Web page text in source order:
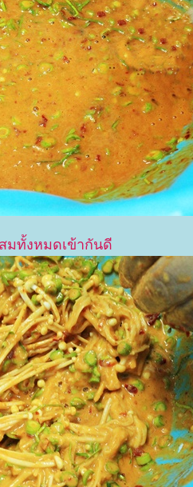
มทั้งหมดเข้ากันดี